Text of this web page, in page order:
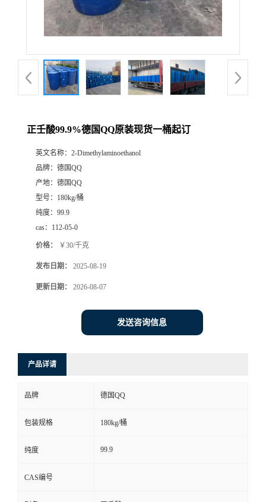
正壬酸99.9%德国QQ原装现货一桶起订
英文名称： 2-Dimethylaminoethanol
品牌： 德国QQ
产地： 德国QQ
型号： 180kg/桶
纯度： 99.9
cas： 112-05-0
价格： ￥30/千克
发布日期： 2025-08-19
更新日期： 2026-08-07
发送咨询信息
产品详请
品牌 德国QQ
包装规格 180kg/桶
纯度 99.9
CAS编号